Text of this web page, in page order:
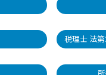
税理士 法